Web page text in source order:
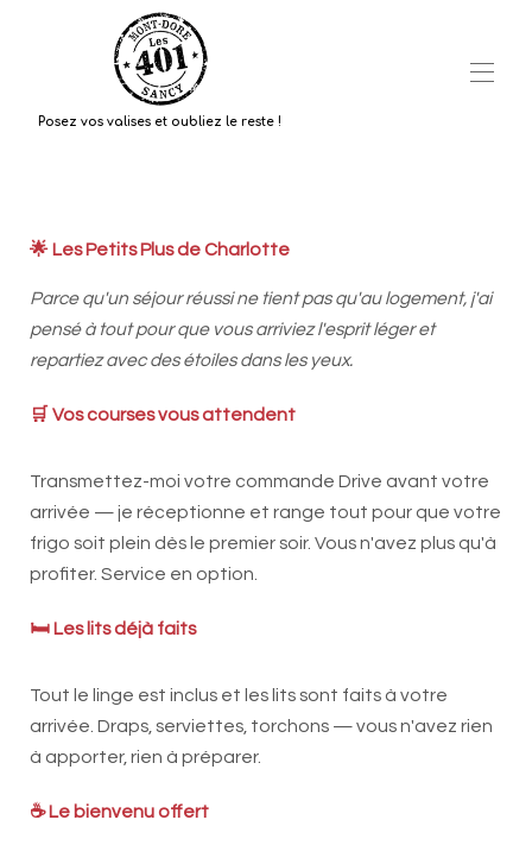
Posez vos valises et oubliez le reste !
services
Plan
Galerie
Tarifs
Avis
🌟 Les Petits Plus de Charlotte
Parce qu'un séjour réussi ne tient pas qu'au logement, j'ai
pensé à tout pour que vous arriviez l'esprit léger et
repartiez avec des étoiles dans les yeux.
🛒 Vos courses vous attendent
Transmettez-moi votre commande Drive avant votre
arrivée — je réceptionne et range tout pour que votre
frigo soit plein dès le premier soir. Vous n'avez plus qu'à
profiter. Service en option.
🛏️ Les lits déjà faits
Tout le linge est inclus et les lits sont faits à votre
arrivée. Draps, serviettes, torchons — vous n'avez rien
à apporter, rien à préparer.
☕ Le bienvenu offert